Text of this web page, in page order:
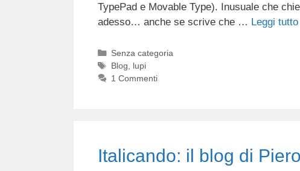
TypePad e Movable Type). Inusuale che
adesso… anche se scrive che … Leggi tutto
Categorie
Senza categoria
Tag
Blog
lupi
1 Commenti
Italicando: il blog di